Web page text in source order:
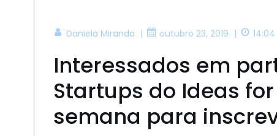
Daniela Miranda | outubro 23, 2019 | 14:04
Interessados em
Startups do Ideas
semana para